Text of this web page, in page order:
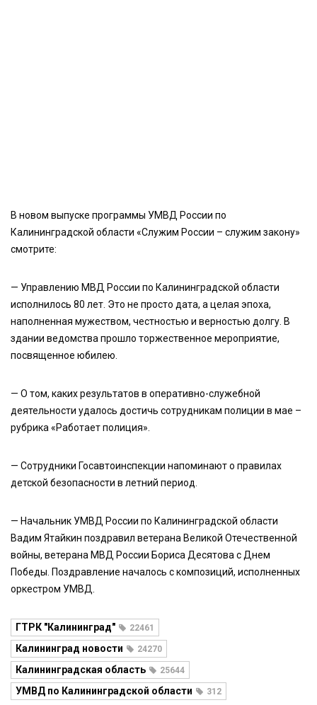
В новом выпуске программы УМВД России по
Калининградской области «Служим России – служим закону»
смотрите:
— Управлению МВД России по Калининградской области
исполнилось 80 лет. Это не просто дата, а целая эпоха,
наполненная мужеством, честностью и верностью долгу. В
здании ведомства прошло торжественное мероприятие,
посвященное юбилею.
— О том, каких результатов в оперативно-служебной
деятельности удалось достичь сотрудникам полиции в мае –
рубрика «Работает полиция».
— Сотрудники Госавтоинспекции напоминают о правилах
детской безопасности в летний период.
— Начальник УМВД России по Калининградской области
Вадим Ятайкин поздравил ветерана Великой Отечественной
войны, ветерана МВД России Бориса Десятова с Днем
Победы. Поздравление началось с композиций, исполненных
оркестром УМВД.
ГТРК "Калининград" 22461
Калининград новости 24270
Калининградская область 25644
УМВД по Калининградской области 312